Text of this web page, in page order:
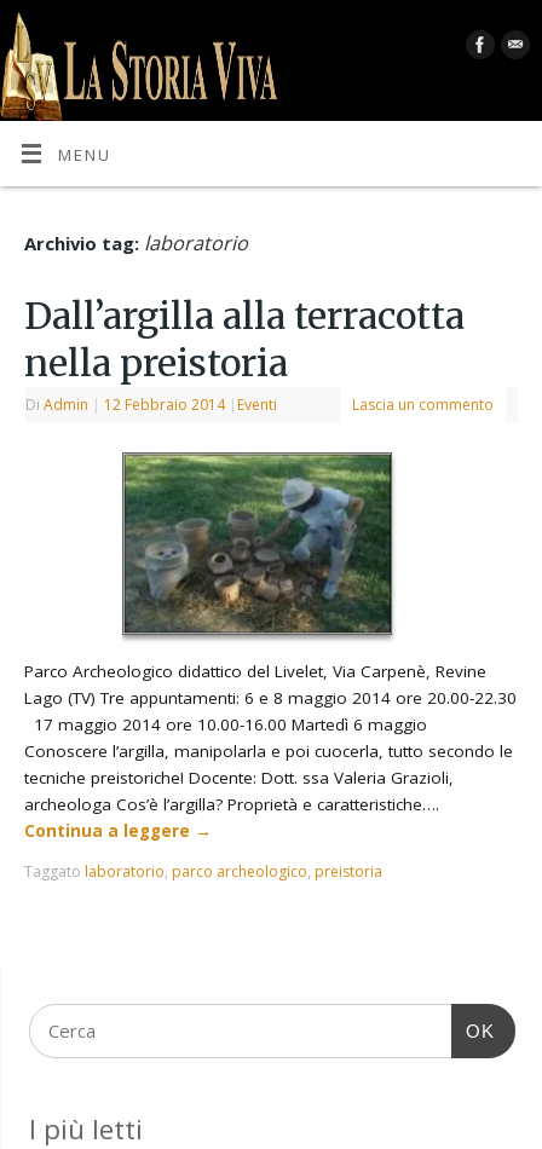
MENU
Archivio tag: laboratorio
Dall’argilla alla terracotta
nella preistoria
DiAdmin | 12 Febbraio 2014 | Eventi Lascia un commento
Parco Archeologico didattico del Livelet, Via Carpenè, Revine
Lago (TV) Tre appuntamenti: 6 e 8 maggio 2014 ore 20.00-22.30
17 maggio 2014 ore 10.00-16.00 Martedì 6 maggio
Conoscere l’argilla, manipolarla e poi cuocerla, tutto secondo le
tecniche preistoriche! Docente: Dott. ssa Valeria Grazioli,
archeologa Cos’è l’argilla? Proprietà e caratteristiche….
Continua a leggere →
Taggato laboratorio, parco archeologico, preistoria
OK
I più letti